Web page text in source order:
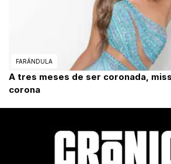
FARÁNDULA
A tres meses de ser coronada,
corona